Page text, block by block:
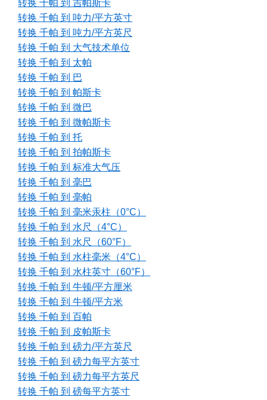
转换 千帕 到 吉帕斯卡
转换 千帕 到 吨力/平方英寸
转换 千帕 到 吨力/平方英尺
转换 千帕 到 大气技术单位
转换 千帕 到 太帕
转换 千帕 到 巴
转换 千帕 到 帕斯卡
转换 千帕 到 微巴
转换 千帕 到 微帕斯卡
转换 千帕 到 托
转换 千帕 到 拍帕斯卡
转换 千帕 到 标准大气压
转换 千帕 到 毫巴
转换 千帕 到 毫帕
转换 千帕 到 毫米汞柱（0°C）
转换 千帕 到 水尺（4°C）
转换 千帕 到 水尺（60°F）
转换 千帕 到 水柱毫米（4°C）
转换 千帕 到 水柱英寸（60°F）
转换 千帕 到 牛顿/平方厘米
转换 千帕 到 牛顿/平方米
转换 千帕 到 百帕
转换 千帕 到 皮帕斯卡
转换 千帕 到 磅力/平方英尺
转换 千帕 到 磅力每平方英寸
转换 千帕 到 磅力每平方英尺
转换 千帕 到 磅每平方英寸